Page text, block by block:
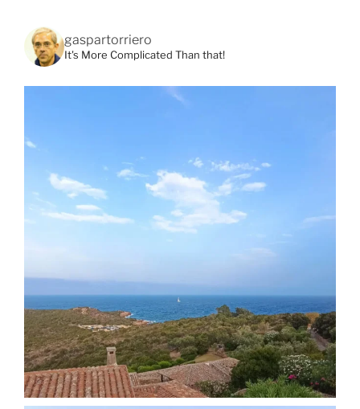
gaspartorriero
It's More Complicated Than that!